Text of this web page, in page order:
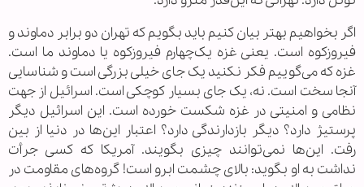
اگر بخواهیم بهتر بیان کنیم باید بگویم که تهران دو برابر دماوند و
فیروزکوه است. یعنی غزه یک‌چهارم فیروزکوه یا دماوند ما است.
غزه که می‌گوییم فکر نکنید یک جای خیلی بزرگی است و شناسایی
آنجا سخت است. نه، یک جای بسیار کوچکی است. اسرائیل از جهت
نظامی و امنیتی در غزه شکست خورده است. این اسرائیل دیگر
پرستیژ دارد؟ دیگر بازدارندگی دارد؟ اعتبار این‌ها در دنیا از بین
رفت. این‌ها نمی‌توانند چیزی بگویند. آمریکا که کسی جرأت
نداشت به او بگوید: بالای چشمت ابرو است! گروه‌های مقاومت در